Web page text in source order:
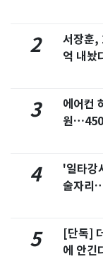
2
서장훈,
억 내
3
에어컨
원
4
'일타강
술자리
5
[단독]
에 안긴